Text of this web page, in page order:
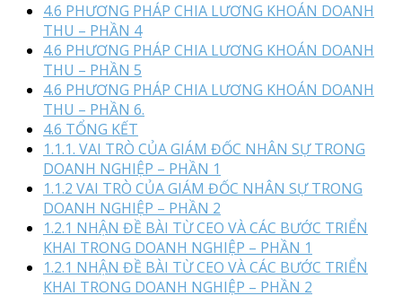
4.6 PHƯƠNG PHÁP CHIA LƯƠNG KHOÁN DOANH
THU – PHẦN 4
4.6 PHƯƠNG PHÁP CHIA LƯƠNG KHOÁN DOANH
THU – PHẦN 5
4.6 PHƯƠNG PHÁP CHIA LƯƠNG KHOÁN DOANH
THU – PHẦN 6.
4.6 TỔNG KẾT
1.1.1. VAI TRÒ CỦA GIÁM ĐỐC NHÂN SỰ TRONG
DOANH NGHIỆP – PHẦN 1
1.1.2 VAI TRÒ CỦA GIÁM ĐỐC NHÂN SỰ TRONG
DOANH NGHIỆP – PHẦN 2
1.2.1 NHẬN ĐỀ BÀI TỪ CEO VÀ CÁC BƯỚC TRIỂN
KHAI TRONG DOANH NGHIỆP – PHẦN 1
1.2.1 NHẬN ĐỀ BÀI TỪ CEO VÀ CÁC BƯỚC TRIỂN
KHAI TRONG DOANH NGHIỆP – PHẦN 2